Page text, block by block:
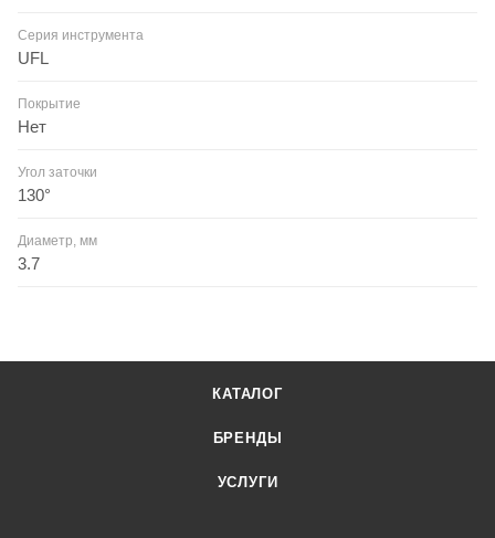
Серия инструмента
UFL
Покрытие
Нет
Угол заточки
130°
Диаметр, мм
3.7
КАТАЛОГ
БРЕНДЫ
УСЛУГИ